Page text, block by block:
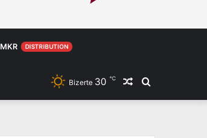
MKR DISTRIBUTION
Rechercher
Article
Bizerte 30 ℃